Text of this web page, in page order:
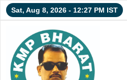
Sat, Aug 8, 2026 - 12:27 PM IST